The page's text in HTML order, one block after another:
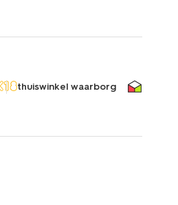
thuiswinkel waarborg